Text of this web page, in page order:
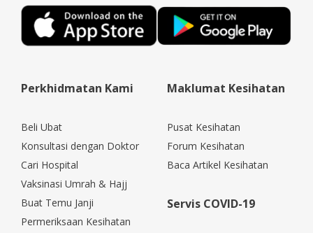
Perkhidmatan Kami
Beli Ubat
Konsultasi dengan Doktor
Cari Hospital
Vaksinasi Umrah & Hajj
Buat Temu Janji
Permeriksaan Kesihatan
Maklumat Kesihatan
Pusat Kesihatan
Forum Kesihatan
Baca Artikel Kesihatan
Servis COVID-19